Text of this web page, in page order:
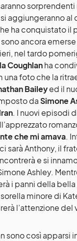
sorprendenti
aggiungeranno al
ha conquistato il
ancora
nel tardo
Coughlanha
una foto che la
Baileyed il
daSimone
. I nuovi episodi
che mi amava.
sarà Anthony, il
e si
Ashley.
i panni della
minore di
l’attenzione del
sono così apparsi